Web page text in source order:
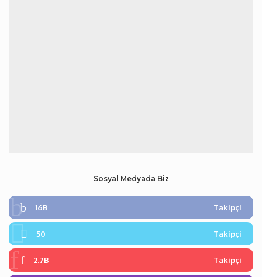
Sosyal Medyada Biz
16B Takipçi
50 Takipçi
2.7B Takipçi